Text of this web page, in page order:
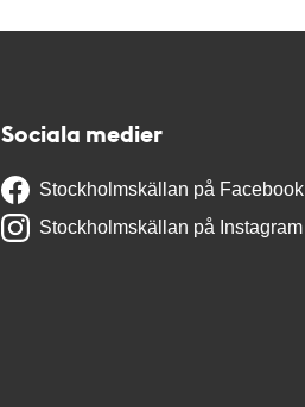
Sociala medier
Stockholmskällan på Facebook
Stockholmskällan på Instagram